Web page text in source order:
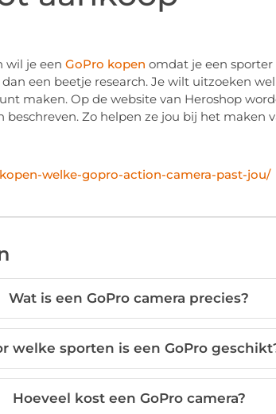
wil je een GoPro kopen omdat je een
een beetje research. Je wilt uitzoeken
maken. Op de website van Heroshop
Zo helpen ze jou bij het maken
welke-gopro-action-camera-past-jou/
Wat is een GoPro camera precies?
welke sporten is een GoPro
Hoeveel kost een GoPro camera?